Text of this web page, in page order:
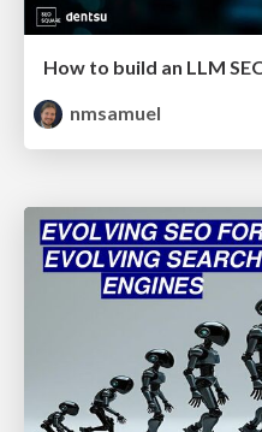
nmsamuel